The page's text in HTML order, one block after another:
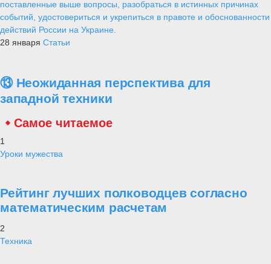
поставленные выше вопросы, разобраться в истинных причинах
событий, удостовериться и укрепиться в правоте и обоснованности
действий России на Украине.
28 января Статьи
⑬ Неожиданная перспектива для
западной техники
Самое читаемое
1
Уроки мужества
Рейтинг лучших полководцев согласно
математическим расчетам
2
Техника